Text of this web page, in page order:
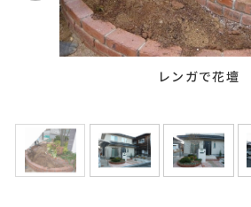
受賞歴
施工実績
お客様の声
お知らせ・ブログ